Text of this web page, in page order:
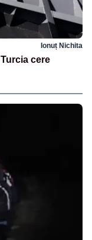
Ionuț Nichita
cere